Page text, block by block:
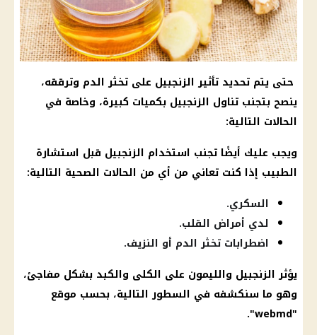
حتى يتم تحديد تأثير الزنجبيل على تخثر الدم وترققه،
ينصح بتجنب تناول الزنجبيل بكميات كبيرة، وخاصة في
الحالات التالية:
ويجب عليك أيضًا تجنب استخدام الزنجبيل قبل استشارة
الطبيب إذا كنت تعاني من أي من الحالات الصحية التالية:
السكري.
لدي أمراض القلب.
اضطرابات تخثر الدم أو النزيف.
يؤثر الزنجبيل والليمون على الكلى والكبد بشكل مفاجئ،
وهو ما سنكشفه في السطور التالية، بحسب موقع
"webmd".